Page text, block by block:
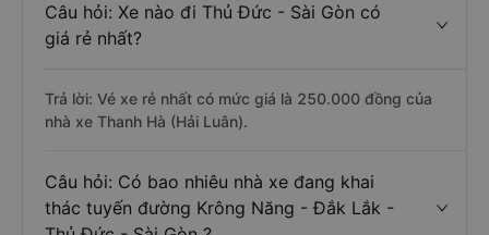
Câu hỏi: Xe nào đi Thủ Đức - Sài Gòn có
giá rẻ nhất?
Trả lời: Vé xe rẻ nhất có mức giá là 250.000 đồng của
nhà xe Thanh Hà (Hải Luân).
Câu hỏi: Có bao nhiêu nhà xe đang khai
thác tuyến đường Krông Năng - Đắk Lắk -